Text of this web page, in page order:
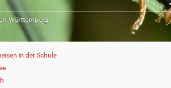
in der Schule